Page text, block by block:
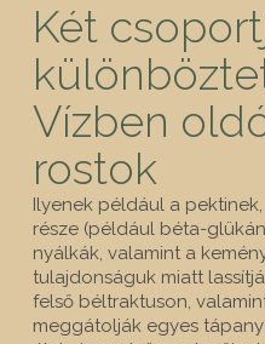
Két
Vízben
rostok
Ilyenek például a
része (például béta-
nyálkák, valamint a
tulajdonságuk miatt
felső béltraktuson,
meggátolják egyes